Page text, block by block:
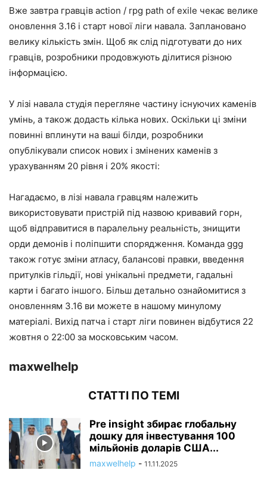
Вже завтра гравців action / rpg path of exile чекає велике
оновлення 3.16 і старт нової ліги навала. Заплановано
велику кількість змін. Щоб як слід підготувати до них
гравців, розробники продовжують ділитися різною
інформацією.
У лізі навала студія перегляне частину існуючих каменів
умінь, а також додасть кілька нових. Оскільки ці зміни
повинні вплинути на ваші білди, розробники
опублікували список нових і змінених каменів з
урахуванням 20 рівня і 20% якості:
Нагадаємо, в лізі навала гравцям належить
використовувати пристрій під назвою кривавий горн,
щоб відправитися в паралельну реальність, знищити
орди демонів і поліпшити спорядження. Команда ggg
також готує зміни атласу, балансові правки, введення
притулків гільдії, нові унікальні предмети, гадальні
карти і багато іншого. Більш детально ознайомитися з
оновленням 3.16 ви можете в нашому минулому
матеріалі. Вихід патча і старт ліги повинен відбутися 22
жовтня о 22:00 за московським часом.
maxwelhelp
СТАТТІ ПО ТЕМІ
Pre insight збирає глобальну
дошку для інвестування 100
мільйонів доларів США...
maxwelhelp - 11.11.2025